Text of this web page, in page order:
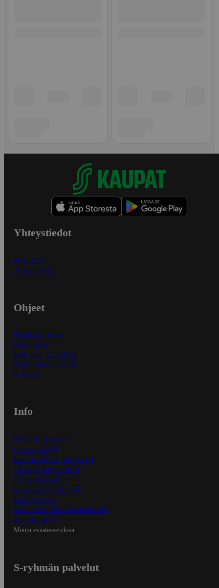
Yhteystiedot
Myymälät
Asiakaspalvelu
Ohjeet
Ensitilaajan ohjeet
Näin maksat
Näin tilaat ja muokkaat
Kaikki ohjeet ja vinkit
In English
Info
S-Business yrityksille
Oiva-raportit
Osuuskauppojen yhteystiedot
Tilaus- ja toimitusehdot
Tietosuojakäytäntö
Palvelun käyttöehdot
Saavutettavuus
Mobiilisovelluksen saavutettavuus
Mainostajalle
Muuta evästeasetuksia
S-ryhmän palvelut